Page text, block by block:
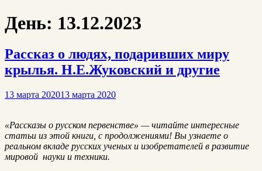
День: 13.12.2023
Рассказ о людях, подаривших миру
крылья. Н.Е.Жуковский и другие
13 марта 202013 марта 2020
«Рассказы о русском первенстве» — читайте интересные
статьи из этой книги, с продолжениями! Вы узнаете о
реальном вкладе русских ученых и изобретателей в развитие
мировой науки и техники.